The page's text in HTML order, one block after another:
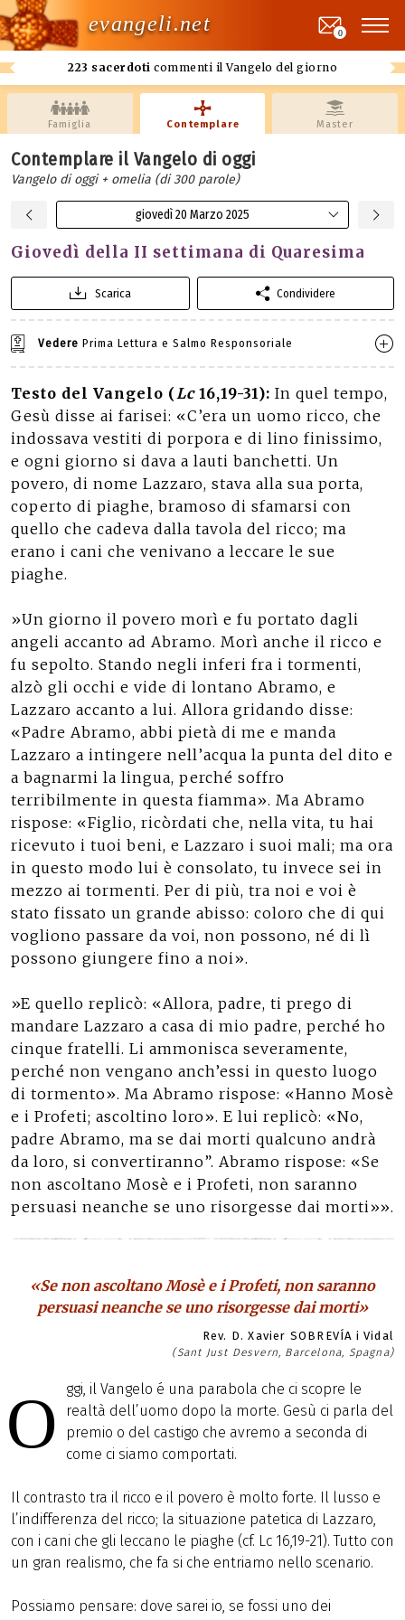
evangeli.net
223 sacerdoti commenti il Vangelo del giorno
0
Famiglia Contemplare Master
Contemplare il Vangelo di oggi
Vangelo di oggi + omelia (di 300 parole)
giovedì 20 Marzo 2025
Giovedì della II settimana di Quaresima
Scarica Condividere
Vedere Prima Lettura e Salmo Responsoriale
Testo del Vangelo (Lc16,19-31): In quel tempo,
Gesù disse ai farisei: «C’era un uomo ricco, che
indossava vestiti di porpora e di lino finissimo,
e ogni giorno si dava a lauti banchetti. Un
povero, di nome Lazzaro, stava alla sua porta,
coperto di piaghe, bramoso di sfamarsi con
quello che cadeva dalla tavola del ricco; ma
erano i cani che venivano a leccare le sue
piaghe.
»Un giorno il povero morì e fu portato dagli
angeli accanto ad Abramo. Morì anche il ricco e
fu sepolto. Stando negli inferi fra i tormenti,
alzò gli occhi e vide di lontano Abramo, e
Lazzaro accanto a lui. Allora gridando disse:
«Padre Abramo, abbi pietà di me e manda
Lazzaro a intingere nell’acqua la punta del dito e
a bagnarmi la lingua, perché soffro
terribilmente in questa fiamma». Ma Abramo
rispose: «Figlio, ricòrdati che, nella vita, tu hai
ricevuto i tuoi beni, e Lazzaro i suoi mali; ma ora
in questo modo lui è consolato, tu invece sei in
mezzo ai tormenti. Per di più, tra noi e voi è
stato fissato un grande abisso: coloro che di qui
vogliono passare da voi, non possono, né di lì
possono giungere fino a noi».
»E quello replicò: «Allora, padre, ti prego di
mandare Lazzaro a casa di mio padre, perché ho
cinque fratelli. Li ammonisca severamente,
perché non vengano anch’essi in questo luogo
di tormento». Ma Abramo rispose: «Hanno Mosè
e i Profeti; ascoltino loro». E lui replicò: «No,
padre Abramo, ma se dai morti qualcuno andrà
da loro, si convertiranno”. Abramo rispose: «Se
non ascoltano Mosè e i Profeti, non saranno
persuasi neanche se uno risorgesse dai morti»».
«Se non ascoltano Mosè e i Profeti, non saranno
persuasi neanche se uno risorgesse dai morti»
Rev. D. Xavier SOBREVÍA i Vidal
(Sant Just Desvern, Barcelona, Spagna)
O
ggi, il Vangelo é una parabola che ci scopre le
realtà dell’uomo dopo la morte. Gesù ci parla del
premio o del castigo che avremo a seconda di
come ci siamo comportati.
Il contrasto tra il ricco e il povero è molto forte. Il lusso e
l’indifferenza del ricco; la situazione patetica di Lazzaro,
con i cani che gli leccano le piaghe (cf. Lc 16,19-21). Tutto con
un gran realismo, che fa si che entriamo nello scenario.
Possiamo pensare: dove sarei io, se fossi uno dei